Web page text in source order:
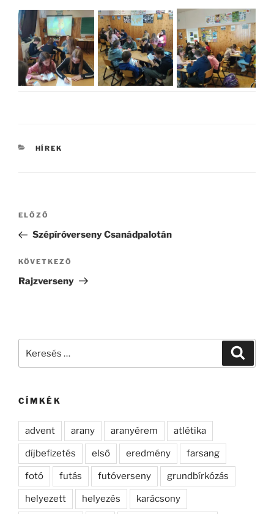
KATEGÓRIÁK
HÍREK
Bejegyzés
Korábbi
bejegyzés
ELŐZŐ
Szépíróverseny Csanádpalotán
Következő
bejegyzés
KÖVETKEZŐ
Rajzverseny
CÍMKÉK
advent arany aranyérem atlétika
díjbefizetés első eredmény farsang
fotó futás futóverseny grundbírkózás
helyezett helyezés karácsony